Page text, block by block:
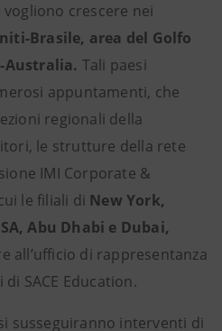
crescere nei
Brasile, area del Golfo
Australia. Tali paesi
appuntamenti, che
regionali della
le strutture della rete
IMI Corporate &
le filiali di New York,
Abu Dhabi e Dubai,
all’ufficio di rappresentanza
SACE Education.
susseguiranno interventi di